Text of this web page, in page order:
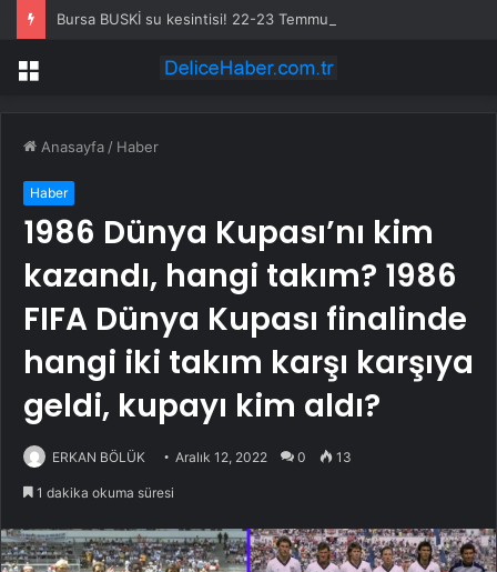
Menü
Anasayfa / Haber
Haber
1986 Dünya Kupası’nı kim
kazandı, hangi takım? 1986
FIFA Dünya Kupası finalinde
hangi iki takım karşı karşıya
geldi, kupayı kim aldı?
ERKAN BÖLÜK Aralık 12, 2022 0 13
1 dakika okuma süresi